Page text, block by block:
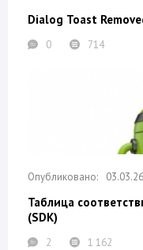
Dialog Toast
0 714
03.03.26
Таблица
(SDK)
2 1 162